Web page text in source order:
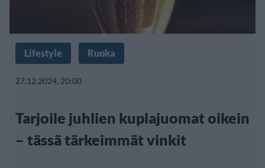
Lifestyle Ruoka
27.12.2024, 20:00
Tarjoile juhlien kuplajuomat oikein
– tässä tärkeimmät vinkit